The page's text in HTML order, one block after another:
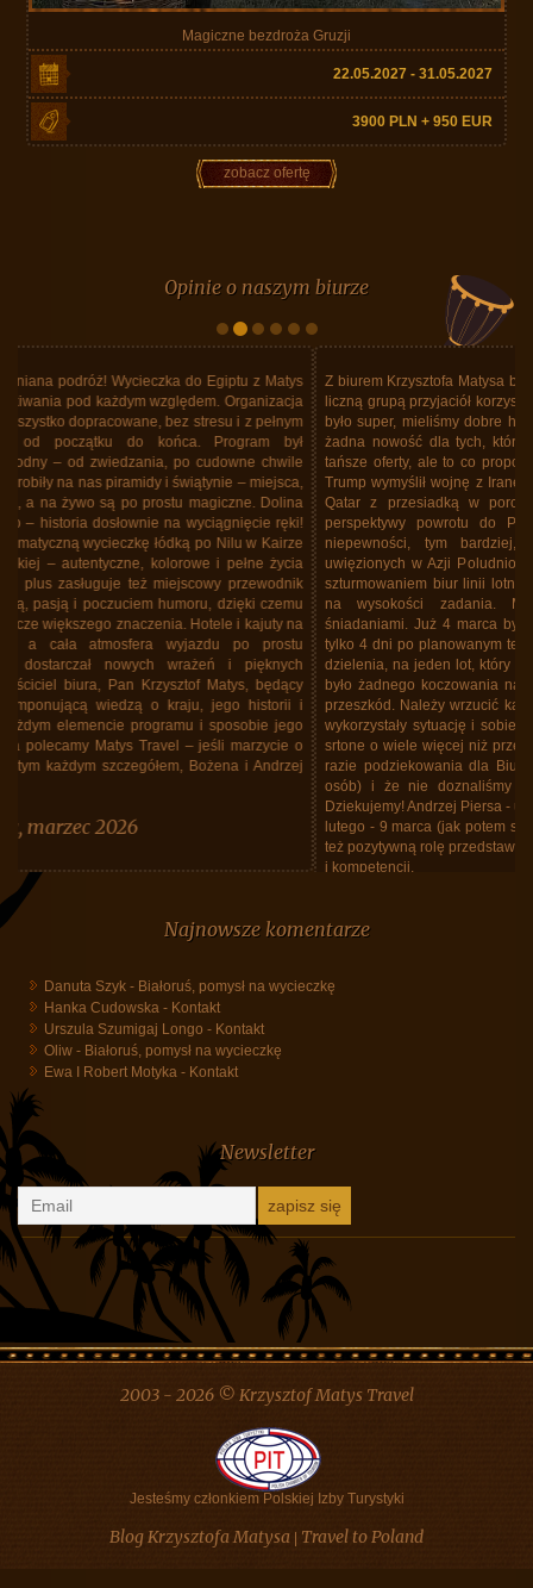
Magiczne bezdroża Gruzji
22.05.2027 - 31.05.2027
3900 PLN + 950 EUR
zobacz ofertę
Opinie o naszym biurze
Z biurem Krzysztofa Matysa byliśmy w Tajlandii. Nie pierwszy raz. Z dość
liczną grupą przyjaciół korzystaliśmy już kilka razy z usług Biura. Zawsze
było super, mieliśmy dobre hotele, fajny program, super jedzenie. Ale to
żadna nowość dla tych, którzy jeździli już z tym Biurem. Wiem, że są
tańsze oferty, ale to co proponuje Matys Travel... Ale do rzeczy. Donald
Trump wymyślił wojnę z Iranem gdy byliśmy w Tajlandii. Lecieliśmy linią
Qatar z przesiadką w porcie Doha. Oczywiście lotnisko zamknięte,
perspektywy powrotu do Polski mgliste. Siadły nastroje z powodu
niepewności, tym bardziej, że wiedziliśmy o tysiącach Polaków
uwięzionych w Azji Poludniowo-Wschodniej, koczowaniu na lotniskach,
szturmowaniem biur linii lotniczych. Krzysztof Matys i jego biuro stanęło
na wysokości zadania. Mieliśmy dobry hotel, ze znakomitymi
śniadaniami. Już 4 marca było wiadomo, że odlecimy Lotem 12 marca
tylko 4 dni po planowanym terminie. Biuro upchnęło nas, wszystkich bez
dzielenia, na jeden lot, który wczoraj tj. 12 marca doszedł do skutku. Nie
było żadnego koczowania na lotnisku. Lot "repatriacyjny" odbył się bez
przeszkód. Należy wrzucić kamyk do ogródka Lotu. Linie bez skrupułów
wykorzystały sytuację i sobie od "repatriantów" zażyczyły za lot w jedną
srtone o wiele więcej niż przeciętnie się płaciło za lot w obie. W każdym
razie podziekowania dla Biura, że zajęło sie nami (a grupa spora, 40
osób) i że nie doznaliśmy żadnych niedogodnośći z tego powodu.
Dziekujemy! Andrzej Piersa - uczestnik wycieczki do Tajlandii w dniach 25
lutego - 9 marca (jak potem się okazało do 12 marca). Należy podkreślić
też pozytywną rolę przedstawiciela Biura, Maćka Grzegrzółki, siła spokoju
i kompetencji.
Najnowsze komentarze
Danuta Szyk-Białoruś, pomysł na wycieczkę
Ewa I Robert Motyka
Kontakt
Newsletter
2003 - 2026 © Krzysztof Matys Travel